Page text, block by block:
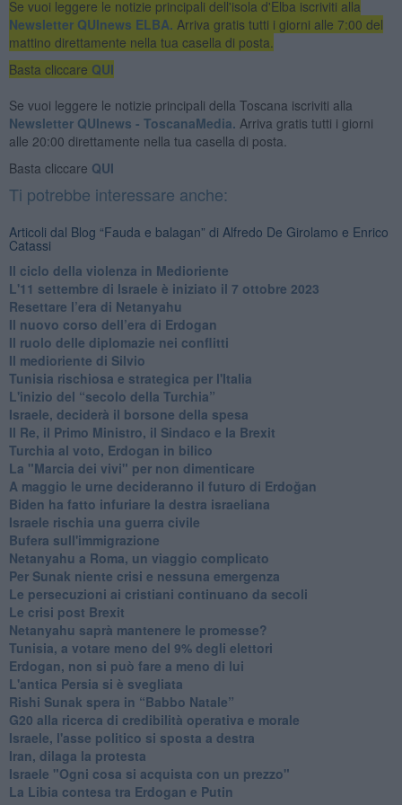
Se vuoi leggere le notizie principali dell'isola d'Elba iscriviti alla
Newsletter QUInews ELBA. Arriva gratis tutti i giorni alle 7:00 del
mattino direttamente nella tua casella di posta.
Basta cliccare QUI
Se vuoi leggere le notizie principali della Toscana iscriviti alla
Newsletter QUInews - ToscanaMedia. Arriva gratis tutti i giorni
alle 20:00 direttamente nella tua casella di posta.
Basta cliccare QUI
Ti potrebbe interessare anche:
Articoli dal Blog “Fauda e balagan” di Alfredo De Girolamo e Enrico
Catassi
Il ciclo della violenza in Medioriente
L'11 settembre di Israele è iniziato il 7 ottobre 2023
Resettare l’era di Netanyahu
​Il nuovo corso dell’era di Erdogan
Il ruolo delle diplomazie nei conflitti
Il medioriente di Silvio
Tunisia rischiosa e strategica per l'Italia
L'inizio del “secolo della Turchia”
Israele, deciderà il borsone della spesa
Il Re, il Primo Ministro, il Sindaco e la Brexit
Turchia al voto, Erdogan in bilico
La "Marcia dei vivi" per non dimenticare
A maggio le urne decideranno il futuro di Erdoğan
Biden ha fatto infuriare la destra israeliana
Israele rischia una guerra civile
Bufera sull'immigrazione
Netanyahu a Roma, un viaggio complicato
Per Sunak niente crisi e nessuna emergenza
Le persecuzioni ai cristiani continuano da secoli
Le crisi post Brexit
Netanyahu saprà mantenere le promesse?
Tunisia, a votare meno del 9% degli elettori
Erdogan, non si può fare a meno di lui
L'antica Persia si è svegliata
Rishi Sunak spera in “Babbo Natale”
G20 alla ricerca di credibilità operativa e morale
Israele, l'asse politico si sposta a destra
Iran, dilaga la protesta
Israele "Ogni cosa si acquista con un prezzo"
La Libia contesa tra Erdogan e Putin